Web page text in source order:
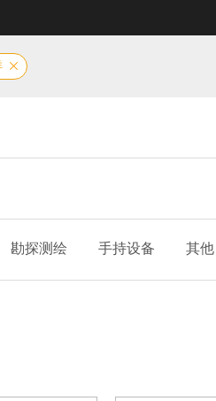
勘探测绘 手持设备 其他